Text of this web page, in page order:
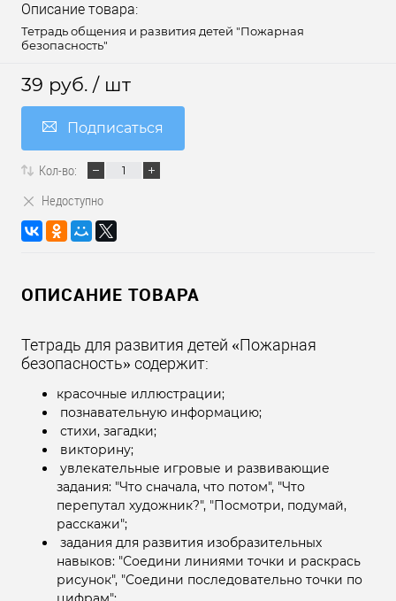
Описание товара:
Тетрадь общения и развития детей "Пожарная
безопасность"
39 руб. / шт
Подписаться
Кол-во:
Недоступно
ОПИСАНИЕ ТОВАРА
Тетрадь для развития детей «Пожарная
безопасность» содержит:
красочные иллюстрации;
познавательную информацию;
стихи, загадки;
викторину;
увлекательные игровые и развивающие
задания: "Что сначала, что потом", "Что
перепутал художник?", "Посмотри, подумай,
расскажи";
задания для развития изобразительных
навыков: "Соедини линиями точки и раскрась
рисунок", "Соедини последовательно точки по